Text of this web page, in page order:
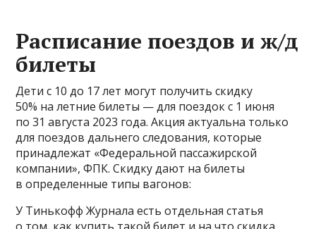
Расписание поездов и ж/д
билеты
Дети с 10 до 17 лет могут получить скидку
50% на летние билеты — для поездок с 1 июня
по 31 августа 2023 года. Акция актуальна только
для поездов дальнего следования, которые
принадлежат «Федеральной пассажирской
компании», ФПК. Скидку дают на билеты
в определенные типы вагонов:
У Тинькофф Журнала есть отдельная статья